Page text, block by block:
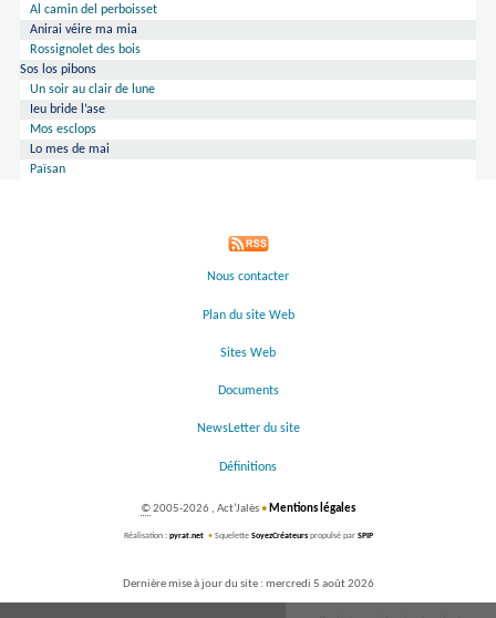
Al camin del perboisset
Anirai véire ma mia
Rossignolet des bois
Sos los pibons
Un soir au clair de lune
Ieu bride l’ase
Mos esclops
Lo mes de mai
Païsan
Nous contacter
Plan du site Web
Sites Web
Documents
NewsLetter du site
Définitions
©2005-2026 , Act’Jalès• Mentions légales
Réalisation : pyrat.net •Squelette SoyezCréateurspropulsé par SPIP
Dernière mise à jour du site : mercredi 5 août 2026